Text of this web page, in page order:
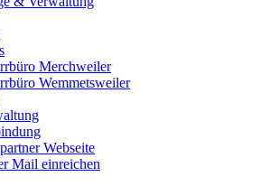
Merchweiler
Wemmetsweiler
Webseite
Mail einreichen